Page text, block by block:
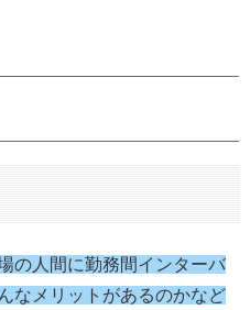
の人間に勤務間インターバ
なメリットがあるのかなど